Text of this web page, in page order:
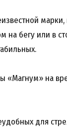
на бегу или в
«Магнум» на
для